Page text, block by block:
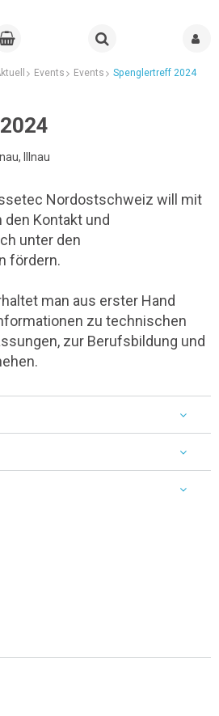
Events Events Spenglertreff 2024
Illnau
Nordostschweiz will mit
Kontakt und
unter den
fördern.
man aus erster Hand
zu technischen
zur Berufsbildung und